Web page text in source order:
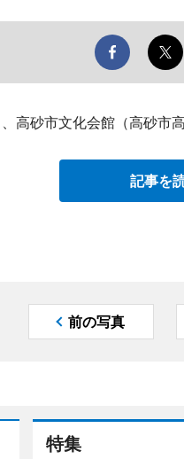
高砂市文化会館（高砂市
記事を
前の写真
特集